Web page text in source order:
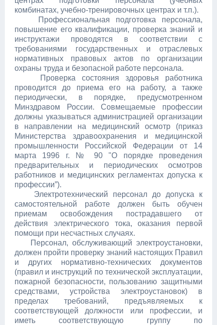
комбинатах, учебно-тренировочных центрах и т.п.).
Профессиональная подготовка персонала,
повышение его квалификации, проверка знаний и
инструктажи проводятся в соответствии с
требованиями государственных и отраслевых
нормативных правовых актов по организации
охраны труда и безопасной работе персонала.
Проверка состояния здоровья работника
проводится до приема его на работу, а также
периодически, в порядке, предусмотренном
Минздравом России. Совмещаемые профессии
должны указываться администрацией организации
в направлении на медицинский осмотр (приказ
Министерства здравоохранения и медицинской
промышленности Российской Федерации от 14
марта 1996 г. № 90 "О порядке проведения
предварительных и периодических осмотров
работников и медицинских регламентах допуска к
профессии”).
Электротехнический персонал до допуска к
самостоятельной работе должен быть обучен
приемам освобождения пострадавшего от
действия электрического тока, оказания первой
помощи при несчастных случаях.
Персонал, обслуживающий электроустановки,
должен пройти проверку знаний настоящих Правил
и других нормативно-технических документов
(правил и инструкций по технической эксплуатации,
пожарной безопасности, пользованию защитными
средствами, устройства электроустановок) в
пределах требований, предъявляемых к
соответствующей должности или профессии, и
иметь соответствующую группу по